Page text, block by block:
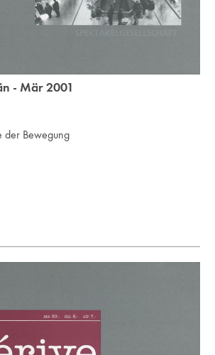
- Mär 2001
der Bewegung